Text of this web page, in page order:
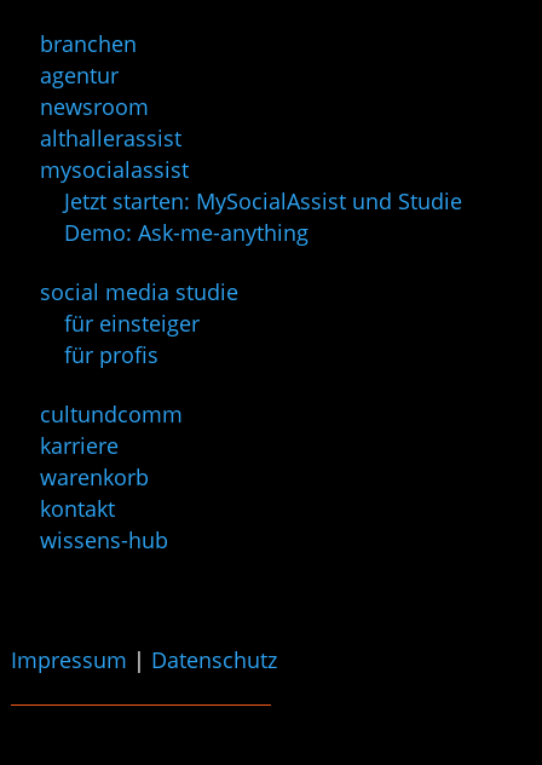
branchen
agentur
newsroom
althallerassist
mysocialassist
Jetzt starten: MySocialAssist und Studie
Demo: Ask-me-anything
social media studie
für einsteiger
für profis
cultundcomm
karriere
warenkorb
kontakt
wissens-hub
Impressum | Datenschutz